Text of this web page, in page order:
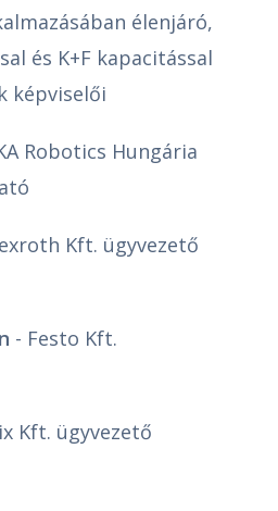
élenjáró,
és K+F kapacitással
képviselői
Robotics Hungária
Kft. ügyvezető
- Festo Kft.
Kft. ügyvezető